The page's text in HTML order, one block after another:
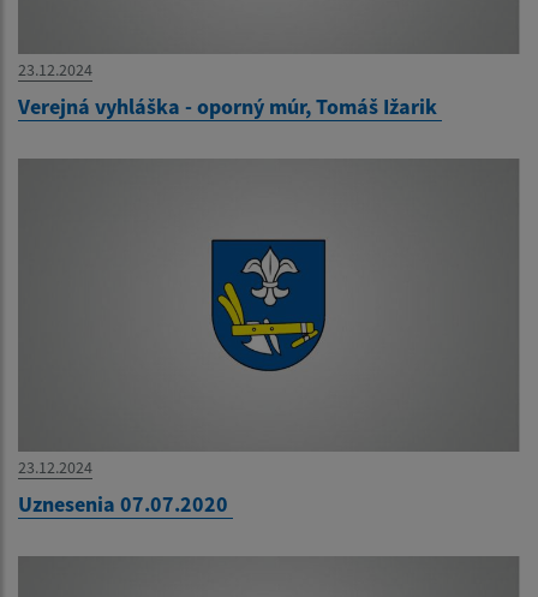
23.12.2024
Verejná vyhláška - oporný múr, Tomáš Ižarik
23.12.2024
Uznesenia 07.07.2020